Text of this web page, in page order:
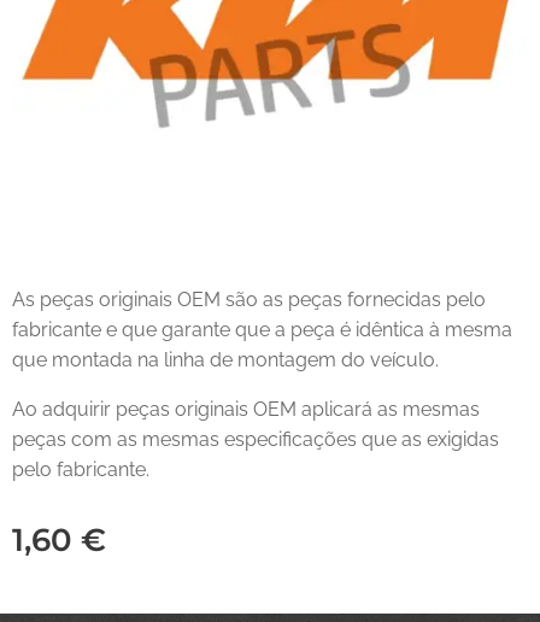
As peças originais OEM são as peças fornecidas pelo
fabricante e que garante que a peça é idêntica à mesma
que montada na linha de montagem do veículo.
Ao adquirir peças originais OEM aplicará as mesmas
peças com as mesmas especificações que as exigidas
pelo fabricante.
1,60 €